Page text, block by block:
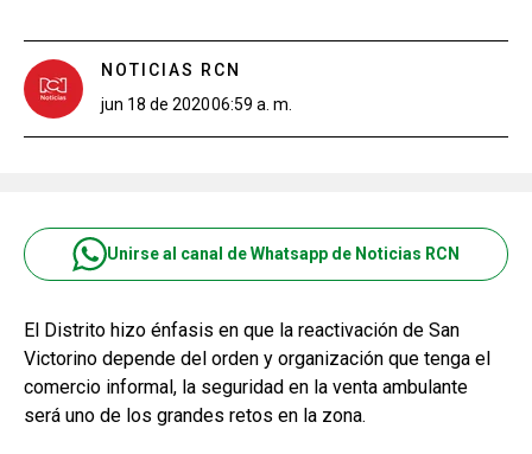
NOTICIAS RCN
jun 18 de 202006:59 a. m.
Unirse al canal de Whatsapp de Noticias RCN
El Distrito hizo énfasis en que la reactivación de San
Victorino depende del orden y organización que tenga el
comercio informal, la seguridad en la venta ambulante
será uno de los grandes retos en la zona.